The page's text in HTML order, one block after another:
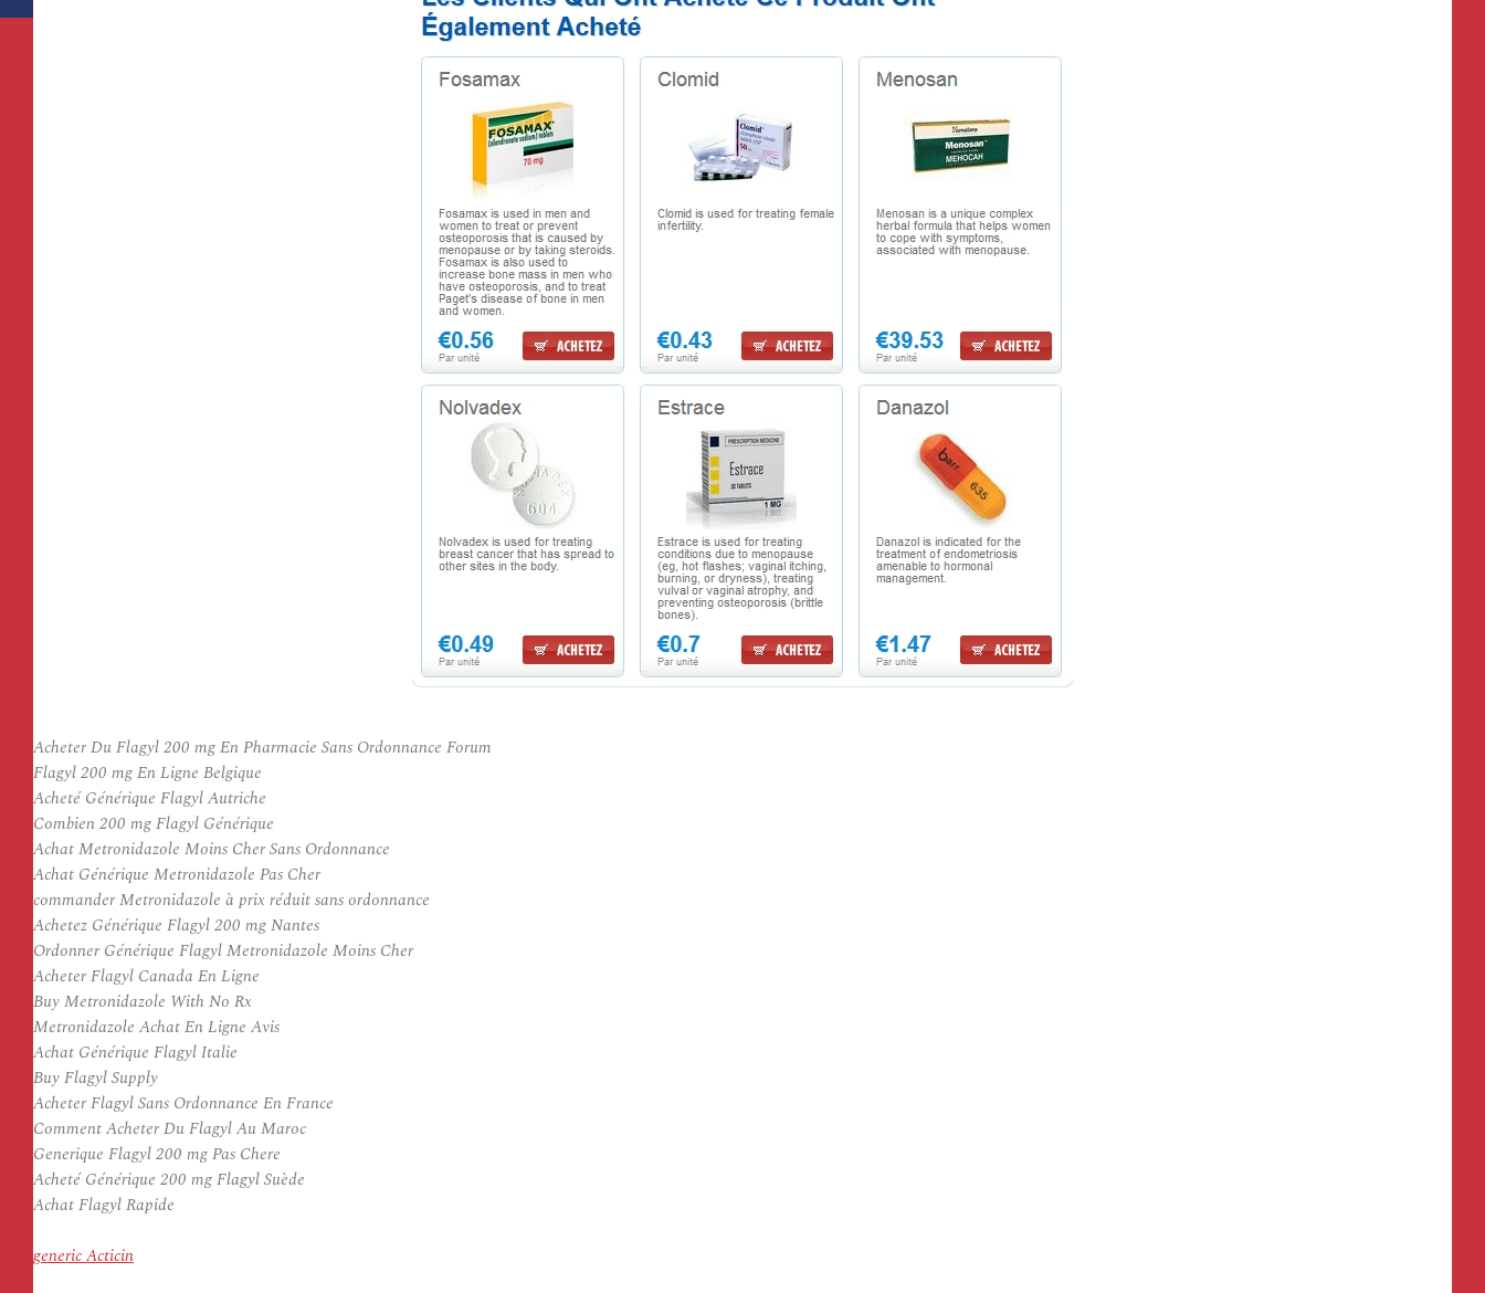
Acheter Du Flagyl 200 mg En Pharmacie Sans Ordonnance Forum
Flagyl 200 mg En Ligne Belgique
Acheté Générique Flagyl Autriche
Combien 200 mg Flagyl Générique
Achat Metronidazole Moins Cher Sans Ordonnance
Achat Générique Metronidazole Pas Cher
commander Metronidazole à prix réduit sans ordonnance
Achetez Générique Flagyl 200 mg Nantes
Ordonner Générique Flagyl Metronidazole Moins Cher
Acheter Flagyl Canada En Ligne
Buy Metronidazole With No Rx
Metronidazole Achat En Ligne Avis
Achat Générique Flagyl Italie
Buy Flagyl Supply
Acheter Flagyl Sans Ordonnance En France
Comment Acheter Du Flagyl Au Maroc
Generique Flagyl 200 mg Pas Chere
Acheté Générique 200 mg Flagyl Suède
Achat Flagyl Rapide
generic Acticin